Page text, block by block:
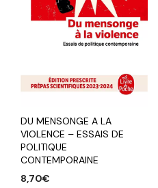
DU MENSONGE A LA
VIOLENCE – ESSAIS DE
POLITIQUE
CONTEMPORAINE
8,70€